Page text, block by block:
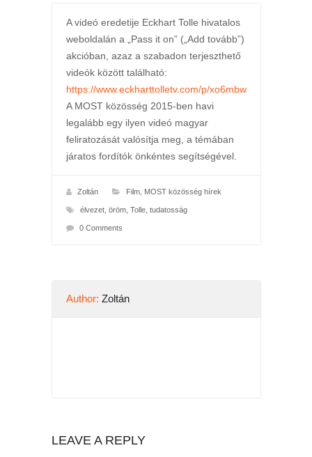
A videó eredetije Eckhart Tolle hivatalos
weboldalán a „Pass it on” („Add tovább”)
akcióban, azaz a szabadon terjeszthető
videók között található:
https://www.eckharttolletv.com/p/xo6mbw
A MOST közösség 2015-ben havi
legalább egy ilyen videó magyar
feliratozását valósítja meg, a témában
járatos fordítók önkéntes segítségével.
Zoltán Film, MOST közösség hírek
élvezet, öröm, Tolle, tudatosság
0 Comments
Author: Zoltán
LEAVE A REPLY